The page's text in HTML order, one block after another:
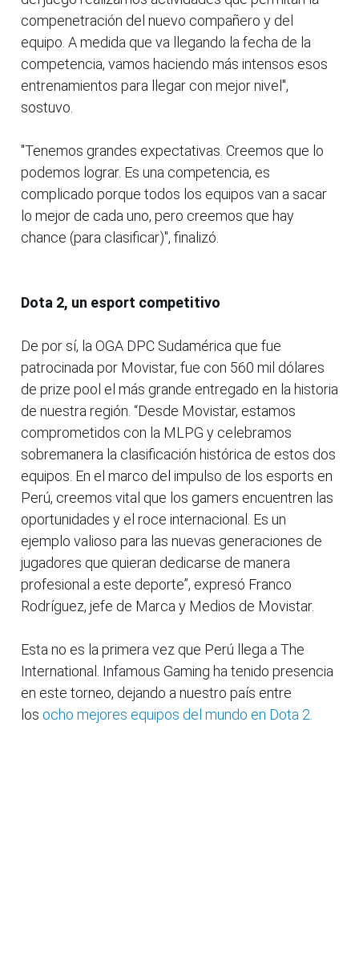
compenetración del nuevo compañero y del
equipo. A medida que va llegando la fecha de la
competencia, vamos haciendo más intensos esos
entrenamientos para llegar con mejor nivel",
sostuvo.
"Tenemos grandes expectativas. Creemos que lo
podemos lograr. Es una competencia, es
complicado porque todos los equipos van a sacar
lo mejor de cada uno, pero creemos que hay
chance (para clasificar)", finalizó.
Dota 2, un esport competitivo
De por sí, la OGA DPC Sudamérica que fue
patrocinada por Movistar, fue con 560 mil dólares
de prize pool el más grande entregado en la historia
de nuestra región. “Desde Movistar, estamos
comprometidos con la MLPG y celebramos
sobremanera la clasificación histórica de estos dos
equipos. En el marco del impulso de los esports en
Perú, creemos vital que los gamers encuentren las
oportunidades y el roce internacional. Es un
ejemplo valioso para las nuevas generaciones de
jugadores que quieran dedicarse de manera
profesional a este deporte”, expresó Franco
Rodríguez, jefe de Marca y Medios de Movistar.
Esta no es la primera vez que Perú llega a The
International. Infamous Gaming ha tenido presencia
en este torneo, dejando a nuestro país entre
los ocho mejores equipos del mundo en Dota 2.